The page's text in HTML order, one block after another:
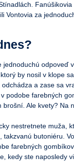
Vontovia za
jednoduchú odpoveď
by nosil v klope
a zase sa
podobe farebných
brošní. Ale kvety? Na
nestretnete muža,
takzvanú butoniéru.
farebných
kedy ste naposledy